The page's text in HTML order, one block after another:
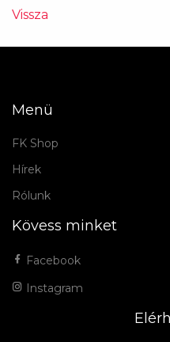
Vissza
Menü
FK Shop
Hírek
Rólunk
Kövess minket
Facebook
Instagram